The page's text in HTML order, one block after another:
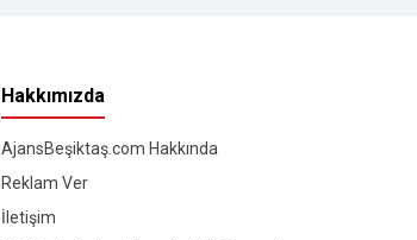
Hakkımızda
AjansBeşiktaş.com Hakkında
Reklam Ver
İletişim